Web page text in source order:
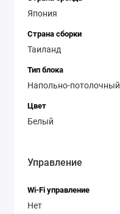
Япония
Страна сборки
Таиланд
Тип блока
Напольно-потолочный
Цвет
Белый
Управление
Wi-Fi управление
Нет